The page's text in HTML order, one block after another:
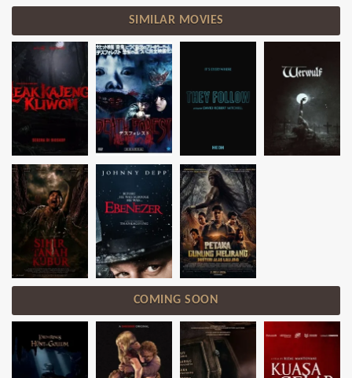
SIMILAR MOVIES
COMING SOON